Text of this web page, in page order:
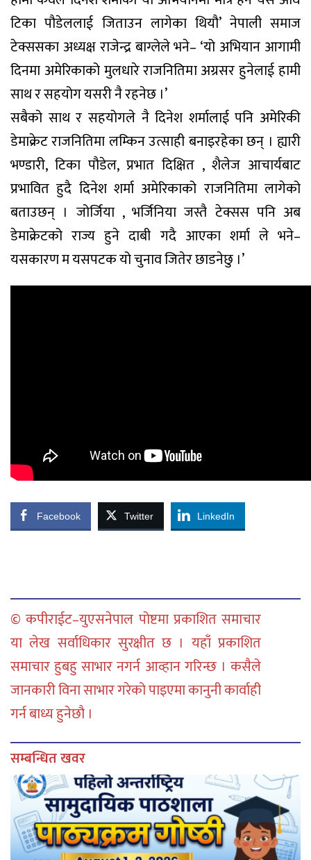
टिका पौडेललाई जिताउन लागेका थियौ’ नेपाली समाज
टेक्ससका अध्यक्ष राजेन्द्र बाग्लेले भने– ‘यो अभियान आगामी
दिनमा अमेरिकाको मुलधारे राजनितिमा अग्रसर हुनेलाई हामी
साथ र सहयोग यसरी नै रहनेछ ।’
सबैको साथ र सहयोगले नै दिनेश शर्मालाई पनि अमेरिकी
डेमाक्रेट राजनितिमा लम्किन उत्साही बनाइरहेका छन् । ह्यारी
भण्डारी, टिका पौडेल, प्रभात दिक्षित , शैलेज आचार्यबाट
प्रभावित हुदै दिनेश शर्मा अमेरिकाको राजनितिमा लागेको
बताउछन् । जोर्जिया , भर्जिनिया जस्तै टेक्सस पनि अब
डेमाक्रेटको राज्य हुने दाबी गदै आएका शर्मा ले भने–
यसकारण म यसपटक यो चुनाव जितेर छाडनेछु ।’
Facebook Twitter LinkedIn
© कपीराईट–युएसनेपाल पोष्टमा प्रकाशित समाचार
या लेख सर्वाधिकार सुरक्षीत छ । यहाँ प्रकाशित
समाचार हुबहु साभार नगर्न आव्हान गरिन्छ । कसैले
जानकारी विना साभार गरेको पाइएमा कानुनी कार्वाही
गर्न बाध्य हुनेछौ ।
सम्बन्धित खवर